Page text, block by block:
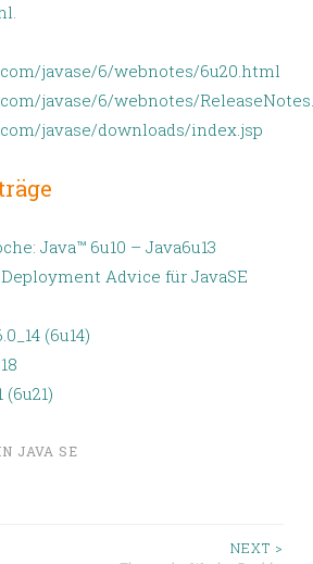
.
javase/6/webnotes/6u20.html
javase/6/webnotes/
javase/downloads/index.jsp
Java™ 6u10 – Java6u13
Advice für JavaSE
(6u14)
(6u21)
JAVA SE
NEXT >